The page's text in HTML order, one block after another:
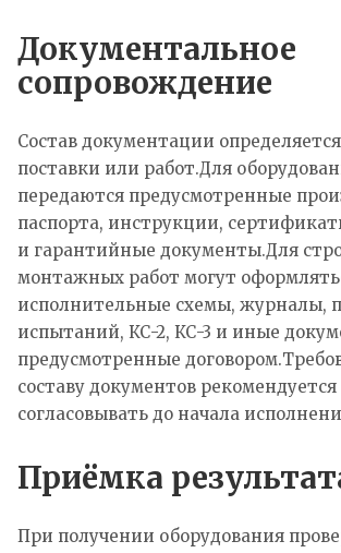
Документальное
сопровождение
Состав документации
поставки или работ.Для
передаются предусмотренные
паспорта, инструкции,
и гарантийные документы.Для
монтажных работ могут
исполнительные схемы, журналы,
испытаний, КС-2, КС-3 и иные
предусмотренные
составу документов рекомендуется
согласовывать до начала
Приёмка
При получении оборудования